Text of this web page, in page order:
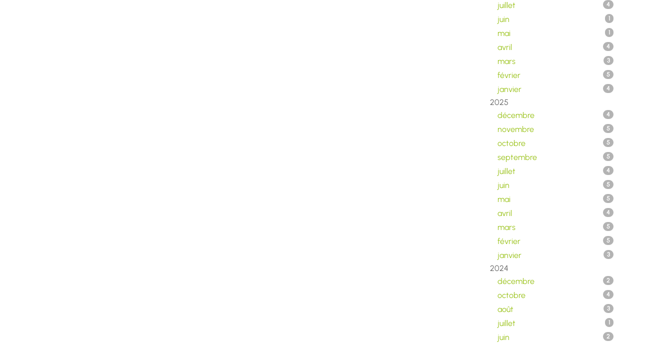
juillet
4
juin 1
mai 1
avril 4
mars 3
février 5
janvier 4
2025
décembre
4
novembre 5
octobre 5
septembre 5
juillet 4
juin 5
mai 5
avril 4
mars 5
février 5
janvier 3
2024
décembre
2
octobre 4
août 3
juillet 1
juin 2